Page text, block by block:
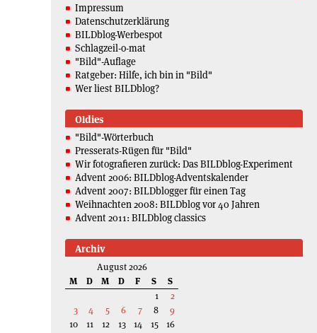
Impressum
Datenschutzerklärung
BILDblog-Werbespot
Schlagzeil-o-mat
"Bild"-Auflage
Ratgeber: Hilfe, ich bin in "Bild"
Wer liest BILDblog?
Oldies
"Bild"-Wörterbuch
Presserats-Rügen für "Bild"
Wir fotografieren zurück: Das BILDblog-Experiment
Advent 2006: BILDblog-Adventskalender
Advent 2007: BILDblogger für einen Tag
Weihnachten 2008: BILDblog vor 40 Jahren
Advent 2011: BILDblog classics
Archiv
August 2026
M
D M D F S
S
1
2
3
4 5 6 7 8
9
10
11 12 13 14 15
16